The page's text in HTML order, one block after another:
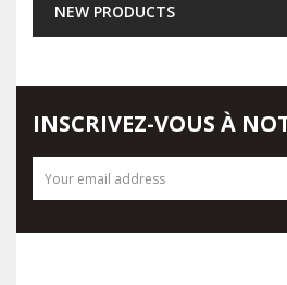
NEW PRODUCTS